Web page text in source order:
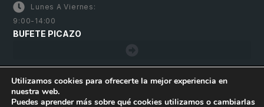
Lunes A Viernes:
9:00-14:00
BUFETE PICAZO
Bufete Picazo – Copyright 2026. Todos los derechos
Utilizamos cookies para ofrecerte la mejor experiencia en
nuestra web.
Puedes aprender más sobre qué cookies utilizamos o cambiarlas